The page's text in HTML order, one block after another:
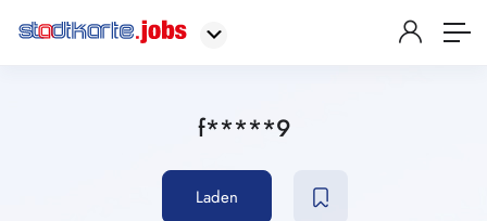
f*****9
Laden